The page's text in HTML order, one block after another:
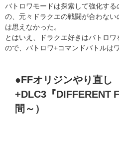
バトロワモードは探索して強化す
の、元々ドラクエの戦闘が合わな
は思えなかった。
とはいえ、ドラクエ好きはバトロ
ので、バトロワ+コマンドバトルは
●FFオリジンやり直し
+DLC3『DIFFERENT
間～）